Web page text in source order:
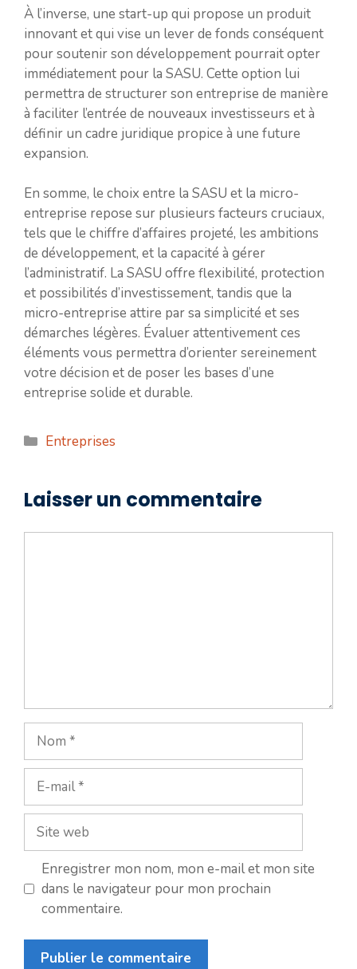
À l’inverse, une start-up qui propose un produit
innovant et qui vise un lever de fonds conséquent
pour soutenir son développement pourrait opter
immédiatement pour la SASU. Cette option lui
permettra de structurer son entreprise de manière
à faciliter l’entrée de nouveaux investisseurs et à
définir un cadre juridique propice à une future
expansion.
En somme, le choix entre la SASU et la micro-
entreprise repose sur plusieurs facteurs cruciaux,
tels que le chiffre d’affaires projeté, les ambitions
de développement, et la capacité à gérer
l’administratif. La SASU offre flexibilité, protection
et possibilités d’investissement, tandis que la
micro-entreprise attire par sa simplicité et ses
démarches légères. Évaluer attentivement ces
éléments vous permettra d’orienter sereinement
votre décision et de poser les bases d’une
entreprise solide et durable.
Catégories
Entreprises
Laisser un commentaire
Nom
mail
Site
web
Enregistrer mon nom, mon e-mail et mon site
dans le navigateur pour mon prochain
commentaire.